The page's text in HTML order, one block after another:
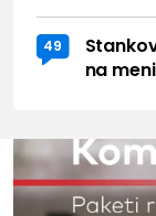
49
na